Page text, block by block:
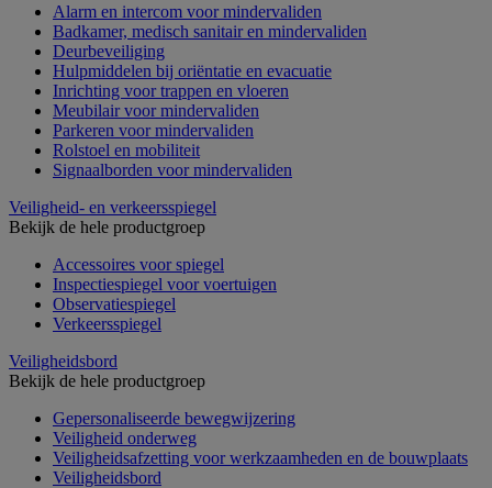
Alarm en intercom voor mindervaliden
Badkamer, medisch sanitair en mindervaliden
Deurbeveiliging
Hulpmiddelen bij oriëntatie en evacuatie
Inrichting voor trappen en vloeren
Meubilair voor mindervaliden
Parkeren voor mindervaliden
Rolstoel en mobiliteit
Signaalborden voor mindervaliden
Veiligheid- en verkeersspiegel
Bekijk de hele productgroep
Accessoires voor spiegel
Inspectiespiegel voor voertuigen
Observatiespiegel
Verkeersspiegel
Veiligheidsbord
Bekijk de hele productgroep
Gepersonaliseerde bewegwijzering
Veiligheid onderweg
Veiligheidsafzetting voor werkzaamheden en de bouwplaats
Veiligheidsbord